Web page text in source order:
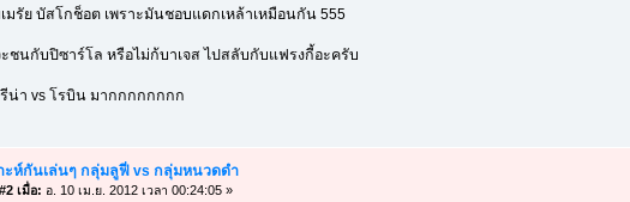
มรัย บัสโกช็อต เพราะมันชอบแดกเหล้าเหมือนกัน 555
ชนกับปิซาร์โล หรือไม่ก้บาเจส ไปสลับกับแฟรงกี้อะครับ
น่า vs โรบิน มากกกกกกกก
าะห์กันเล่นๆ กลุ่มลูฟี่ vs กลุ่มหนวดดำ
เมื่อ: อ. 10 เม.ย. 2012 เวลา 00:24:05 »